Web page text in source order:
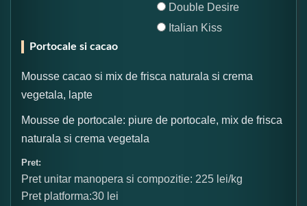
Double Desire
Italian Kiss
Portocale si cacao
Mousse cacao si mix de frisca naturala si crema
vegetala, lapte
Mousse de portocale: piure de portocale, mix de frisca
naturala si crema vegetala
Pret:
Pret unitar manopera si compozitie: 225 lei/kg
Pret platforma:30 lei